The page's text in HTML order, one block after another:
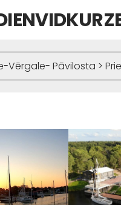
Vērgale- Pāvilosta >